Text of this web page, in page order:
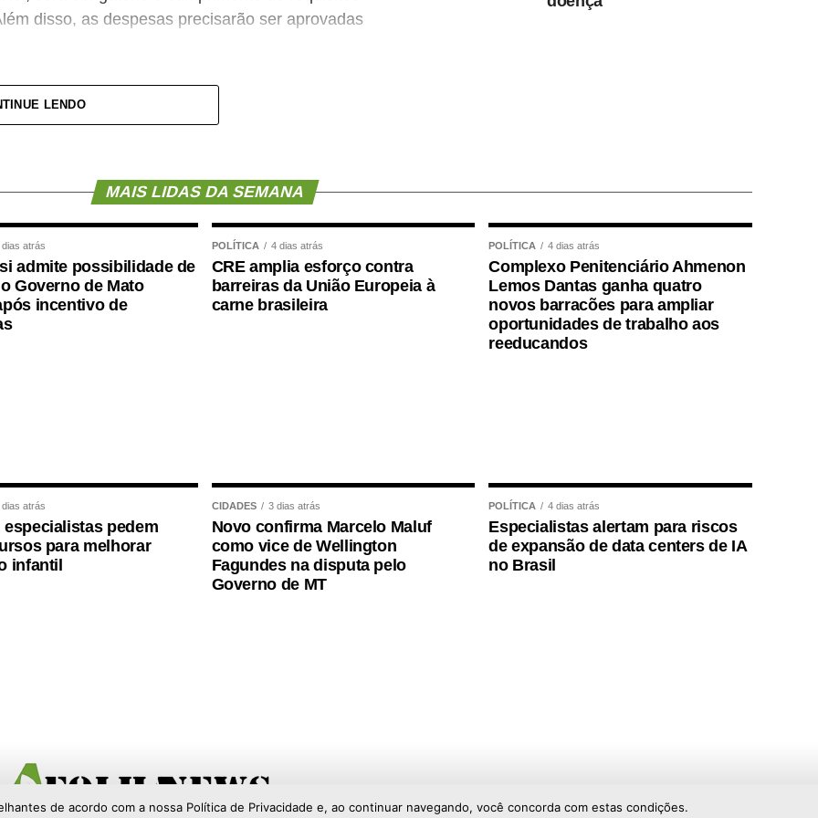
disso, as despesas precisarão ser aprovadas
de salários ou de aposentadorias de
custeio ou investimento que não seja
(PLP) 18/2021, de autoria do deputado
aprovada no Senado em julhodeste ano, com
(PSD-MS).
citação da Agência Senado)
LENDO
MAIS LIDAS DA SEMANA
dias atrás
admite possibilidade de
Governo de Mato
incentivo de
POLÍTICA 4 dias atrás
CRE amplia esforço contra
barreiras da União Europeia à
carne brasileira
POLÍTICA 4 dias atrás
Complexo Penitenciário Ahmenon
Lemos Dantas ganha quatro
novos barracões para ampliar
oportunidades de trabalho aos
reeducandos
dias atrás
especialistas pedem
para melhorar
infantil
CIDADES 3 dias atrás
Novo confirma Marcelo Maluf
como vice de Wellington
Fagundes na disputa pelo
Governo de MT
POLÍTICA 4 dias atrás
Especialistas alertam para riscos
de expansão de data centers de IA
no Brasil
de acordo com a nossa Política de Privacidade e, ao continuar navegando, você concorda com estas condições.